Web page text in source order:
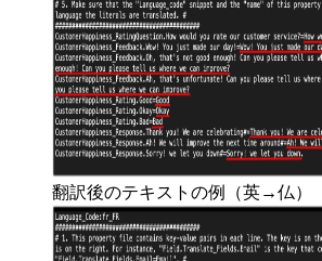
翻訳後のテキストの例（英→仏）